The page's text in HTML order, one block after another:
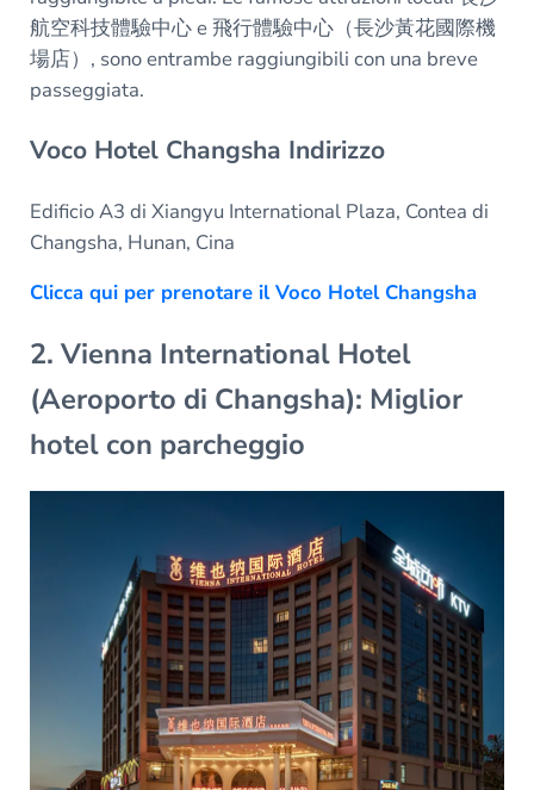
航空科技體驗中心 e 飛行體驗中心（長沙黃花國際機
場店）, sono entrambe raggiungibili con una breve
passeggiata.
Voco Hotel Changsha Indirizzo
Edificio A3 di Xiangyu International Plaza, Contea di
Changsha, Hunan, Cina
Clicca qui per prenotare il Voco Hotel Changsha
2. Vienna International Hotel
(Aeroporto di Changsha): Miglior
hotel con parcheggio